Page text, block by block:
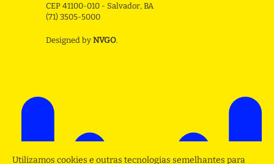
CEP 41100-010 - Salvador, BA
(71) 3505-5000
Designed by NVGO.
Utilizamos cookies e outras tecnologias semelhantes para